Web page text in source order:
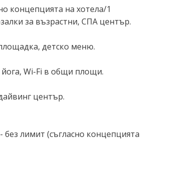
концепцията на хотела/1
за възрастни, СПА център.
детско меню.
йога, Wi-Fi в общи площи.
център.
лимит (съгласно концепцията